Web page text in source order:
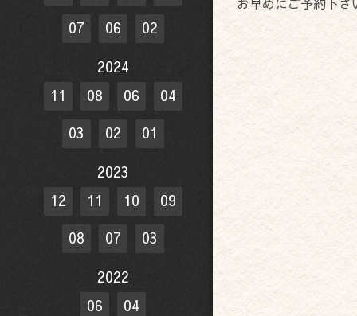
07 06
02
2024
11
08 06
04
03
02
01
2023
12
11 10
09
08
07
03
2022
06
04